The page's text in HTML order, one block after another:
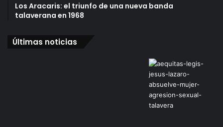
Los Aracaris: el triunfo de una nueva banda
talaverana en 1968
Últimas noticias